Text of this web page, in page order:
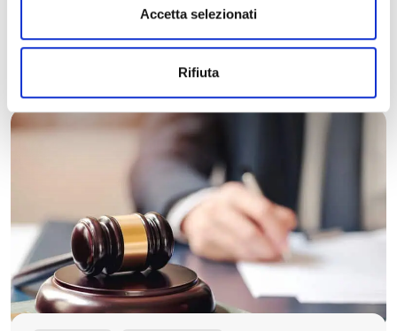
Accetta selezionati
Rifiuta